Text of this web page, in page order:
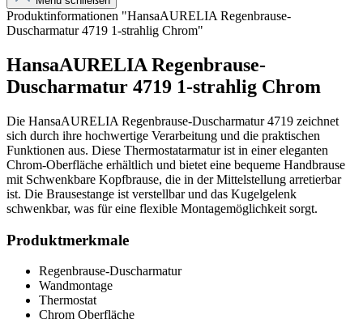
Produktinformationen "HansaAURELIA Regenbrause-
Duscharmatur 4719 1-strahlig Chrom"
HansaAURELIA Regenbrause-
Duscharmatur 4719 1-strahlig Chrom
Die HansaAURELIA Regenbrause-Duscharmatur 4719 zeichnet
sich durch ihre hochwertige Verarbeitung und die praktischen
Funktionen aus. Diese Thermostatarmatur ist in einer eleganten
Chrom-Oberfläche erhältlich und bietet eine bequeme Handbrause
mit Schwenkbare Kopfbrause, die in der Mittelstellung arretierbar
ist. Die Brausestange ist verstellbar und das Kugelgelenk
schwenkbar, was für eine flexible Montagemöglichkeit sorgt.
Produktmerkmale
Regenbrause-Duscharmatur
Wandmontage
Thermostat
Chrom Oberfläche